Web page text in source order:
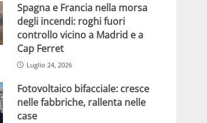
Spagna e Francia nella morsa
degli incendi: roghi fuori
controllo vicino a Madrid e a
Cap Ferret
Luglio 24, 2026
Fotovoltaico bifacciale: cresce
nelle fabbriche, rallenta nelle
case